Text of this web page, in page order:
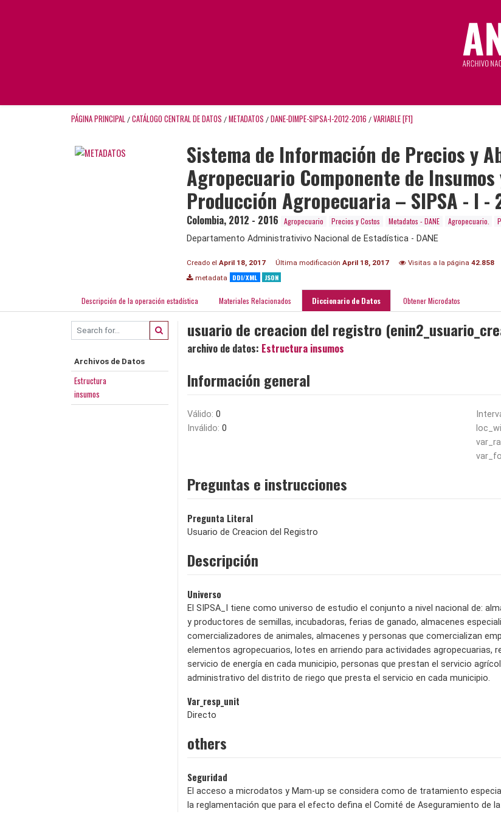
PÁGINA PRINCIPAL / CATÁLOGO CENTRAL DE DATOS / METADATOS / DANE-DIMPE-SIPSA-I-2012-2016 / VARIABLE [F1]
Sistema de Información de Precios y
Agropecuario Componente de
Producción Agropecuaria – SIPSA - I -
Colombia, 2012 - 2016 Agropecuario Precios y Costos Metadatos - DANE Agropecuario.
Departamento Administrativivo Nacional de Estadística - DANE
Creado el April 18, 2017 Última modificación April 18, 2017 Visitas a la página 42.858
metadata DDI/XML JSON
Descripción de la operación estadística Materiales Relacionados Diccionario de Datos Obtener Microdatos
Archivos de Datos
Estructura
insumos
usuario de creacion del registro
archivo de datos: Estructura insumos
Información general
Válido: 0
Inválido: 0
Preguntas e instrucciones
Pregunta Literal
Usuario de Creacion del Registro
Descripción
Universo
El SIPSA_I tiene como universo de estudio el conjunto a nivel nacional de:
y productores de semillas, incubadoras, ferias de ganado, almacenes
comercializadores de animales, almacenes y personas que comercializan
elementos agropecuarios, lotes en arriendo para actividades agropecuarias,
servicio de energía en cada municipio, personas que prestan el servicio
administrativo del distrito de riego que presta el servicio en cada municipio.
Var_resp_unit
Directo
others
Seguridad
El acceso a microdatos y Mam-up se considera como de tratamiento
la reglamentación que para el efecto defina el Comité de Aseguramiento de